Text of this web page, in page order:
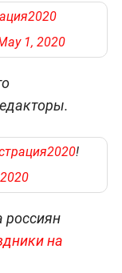
1, 2020
!
россиян
на